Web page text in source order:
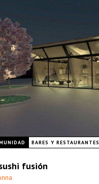
BARES Y RESTAURANTES
fusión